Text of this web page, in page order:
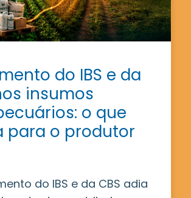
do IBS e da
insumos
o que
para o produtor
do IBS e da CBS adia